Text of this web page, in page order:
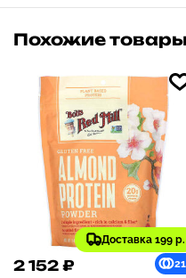
Похожие товары
Доставка 199 р.
2 152 ₽